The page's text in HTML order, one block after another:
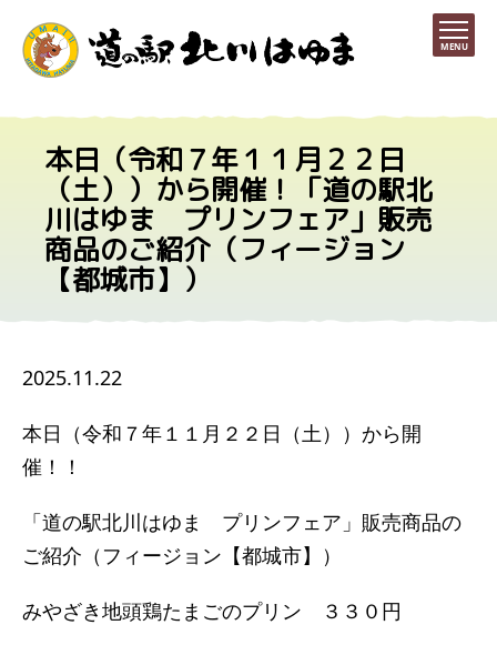
MENU
本日（令和７年１１月２２日
（土））から開催！「道の駅北
川はゆま プリンフェア」販売
商品のご紹介（フィージョン
【都城市】）
2025.11.22
本日（令和７年１１月２２日（土））から開
催！！
「道の駅北川はゆま プリンフェア」販売商品の
ご紹介（フィージョン【都城市】）
みやざき地頭鶏たまごのプリン ３３０円